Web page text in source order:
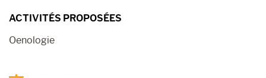
ACTIVITÉS PROPOSÉES
Oenologie